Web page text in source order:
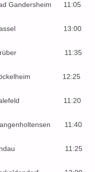
Gandersheim 11:05
13:00
Drüber 11:35
12:25
11:20
11:40
Lindau 11:25